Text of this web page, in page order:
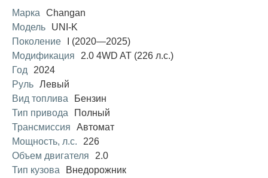
Марка
Changan
Модель
UNI-K
Поколение
I (2020—2025)
Модификация
2.0 4WD AT (226 л.с.)
Год
2024
Руль Левый
Вид топлива
Бензин
Тип привода
Полный
Трансмиссия
Автомат
Мощность, л.с.
226
Объем двигателя
2.0
Тип кузова
Внедорожник